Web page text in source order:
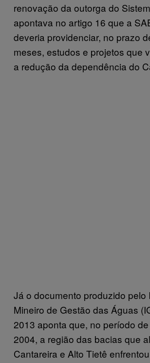
renovação da outorga do
apontava no artigo 16 que a
deveria providenciar, no prazo
meses, estudos e projetos que
a redução da dependência do
Já o documento produzido pelo
Mineiro de Gestão das Águas
2013 aponta que, no período
2004, a região das bacias que
Cantareira e Alto Tietê